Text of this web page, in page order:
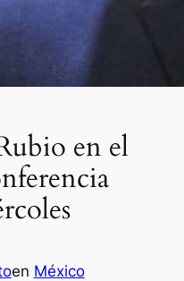
en el
en México